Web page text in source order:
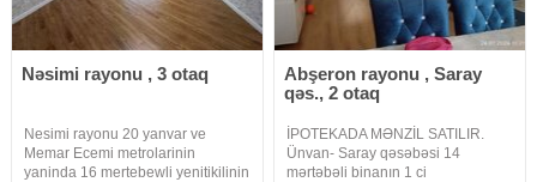
Nəsimi rayonu , 3 otaq
Nesimi rayonu 20 yanvar ve
Memar Ecemi metrolarinin
yaninda 16 mertebewli yenitikilinin
Abşeron rayonu , Saray
qəs., 2 otaq
İPOTEKADA MƏNZİL SATILIR.
Ünvan- Saray qəsəbəsi 14
mərtəbəli binanın 1 ci